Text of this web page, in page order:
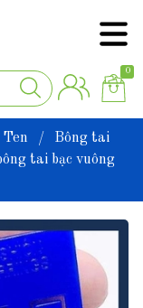
0
/
Bông tai
tai bạc vuông